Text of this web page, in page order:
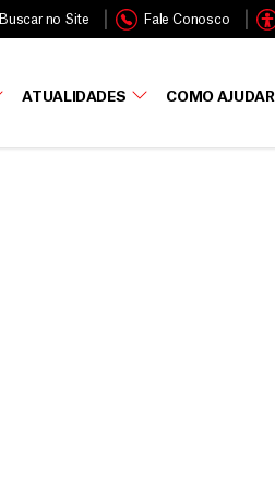
Buscar no Site Fale Conosco
ATUALIDADES COMO AJUDAR